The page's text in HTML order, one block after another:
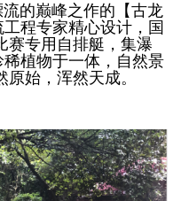
的巅峰之作的【古龙
程专家精心设计，国
赛专用自排艇，集瀑
植物于一体，自然景
始，浑然天成。